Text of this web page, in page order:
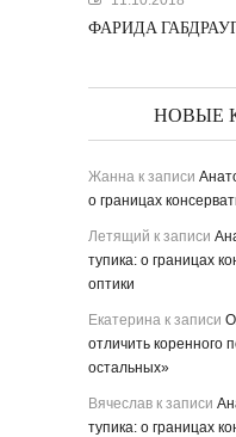
ФАРИДА
НОВЫЕ
Жанна к записи
о границах
Летящий к записи
тупика: о границах
оптики
Екатерина к записи
отличить коренного
остальных»
Вячеслав к записи
тупика: о границах